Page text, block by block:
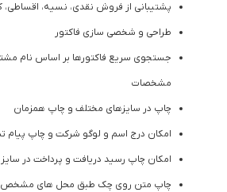
پشتیبانی از فروش نقدی، نسیه، اقساطی،
طراحی و شخصی ‌سازی فاکتور
جستجوی سریع فاکتورها بر اساس نام
مشخصات
چاپ در سایزهای مختلف و چاپ همزمان
امکان درج اسم و لوگو شرکت و چاپ پیام
امکان چاپ رسید دریافت و پرداخت در
چاپ متن روی چک طبق محل‌ های مشخص